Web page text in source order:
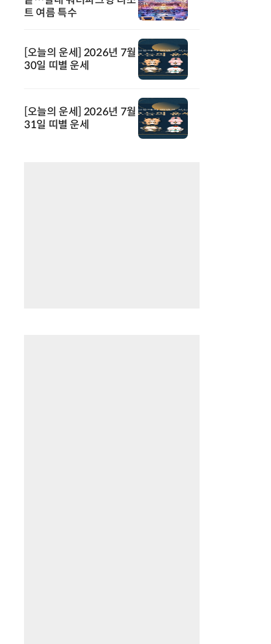
트 여름 특수
[오늘의 운세] 2026년 7월
30일 띠별 운세
[오늘의 운세] 2026년 7월
31일 띠별 운세